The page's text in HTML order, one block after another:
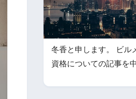
冬香と申します。 ビル
資格についての記事を